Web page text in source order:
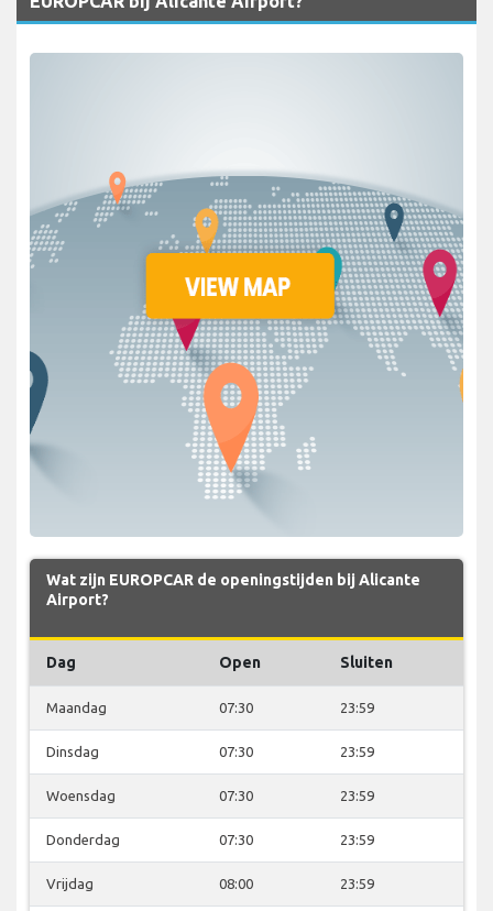
Wat zijn EUROPCAR de openingstijden bij Alicante
Airport?
Dag Open Sluiten
Maandag 07:30 23:59
Dinsdag 07:30 23:59
Woensdag 07:30 23:59
Donderdag 07:30 23:59
Vrijdag 08:00 23:59